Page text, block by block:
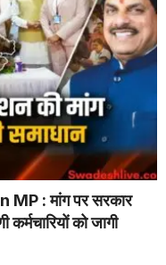
: मांग पर सरकार
को जागी